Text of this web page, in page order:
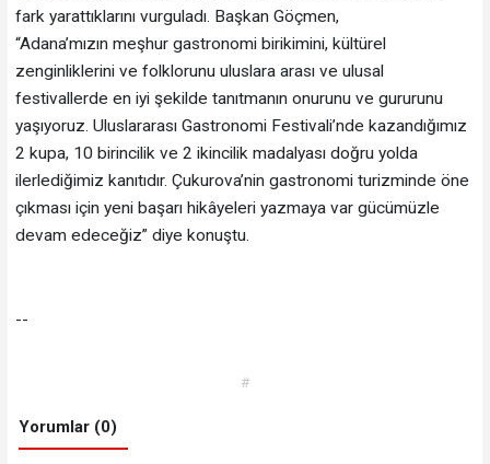
fark yarattıklarını vurguladı. Başkan Göçmen,
“Adana’mızın meşhur gastronomi birikimini, kültürel
zenginliklerini ve folklorunu uluslara arası ve ulusal
festivallerde en iyi şekilde tanıtmanın onurunu ve gururunu
yaşıyoruz. Uluslararası Gastronomi Festivali’nde kazandığımız
2 kupa, 10 birincilik ve 2 ikincilik madalyası doğru yolda
ilerlediğimiz kanıtıdır. Çukurova’nin gastronomi turizminde öne
çıkması için yeni başarı hikâyeleri yazmaya var gücümüzle
devam edeceğiz” diye konuştu.
--
#
Yorumlar (0)